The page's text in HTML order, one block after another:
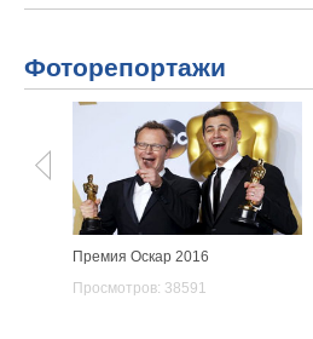
Фоторепортажи
Премия Оскар 2016
Просмотров: 38591